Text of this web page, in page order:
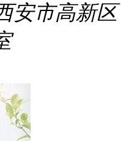
安市高新区